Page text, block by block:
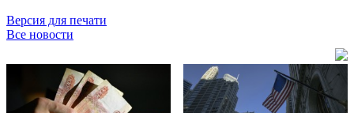
Версия для печати
Все новости